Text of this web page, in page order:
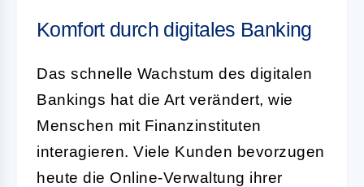
Komfort durch digitales Banking
Das schnelle Wachstum des digitalen
Bankings hat die Art verändert, wie
Menschen mit Finanzinstituten
interagieren. Viele Kunden bevorzugen
heute die Online-Verwaltung ihrer